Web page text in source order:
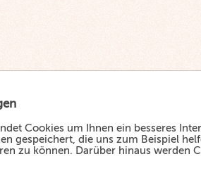
Cookies um Ihnen ein besseres
gespeichert, die uns zum Beispiel
zu können. Darüber hinaus werden